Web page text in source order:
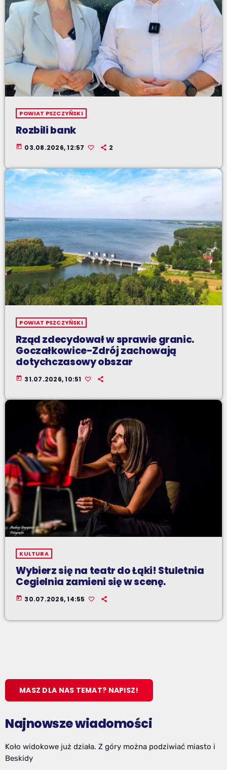
POWIAT PSZCZYŃSKI
Rozbili bank
today 03.08.2026, 12:57 2
POWIAT PSZCZYŃSKI
Rząd zdecydował w sprawie granic.
Goczałkowice-Zdrój zachowają
dotychczasowy obszar
today 31.07.2026, 10:51
KULTURA
Wybierz się na teatr do Łąki! Stuletnia
Cegielnia zamieni się w scenę.
today 30.07.2026, 14:55
MASZ DLA NAS TEMAT? NAPISZ!
Najnowsze wiadomości
Koło widokowe już działa. Z góry można podziwiać miasto i
Beskidy